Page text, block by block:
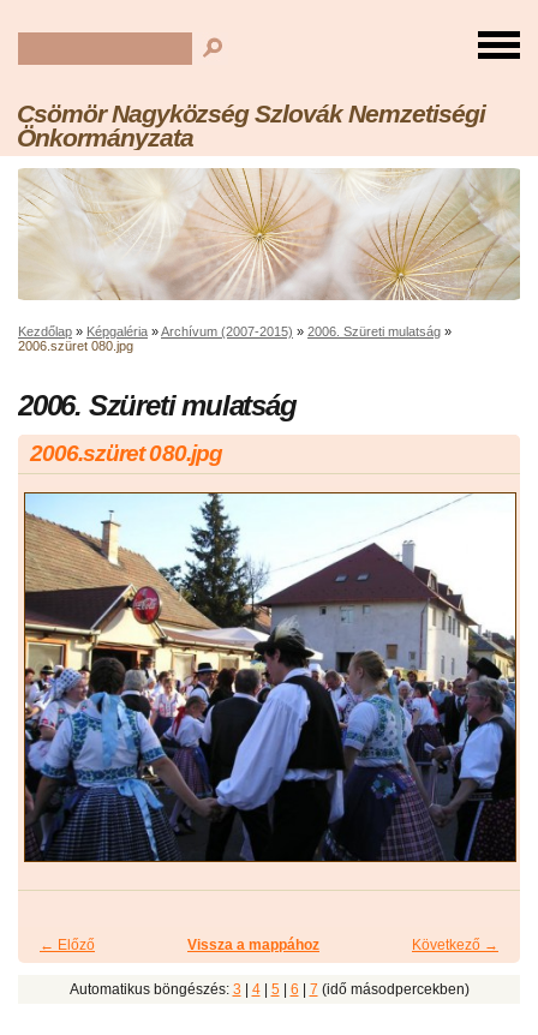
Csömör Nagyközség Szlovák Nemzetiségi
Önkormányzata
Kezdőlap » Képgaléria »Archívum (2007-2015) » 2006. Szüreti mulatság »
2006.szüret 080.jpg
2006. Szüreti mulatság
2006.szüret 080.jpg
← Előző Következő →
Vissza a mappához
Automatikus böngészés: 3 4| 5| 6 7 (idő másodpercekben)